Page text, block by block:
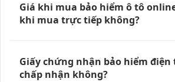
Giá khi mua bảo hiểm ô tô
khi mua trực tiếp không?
Giấy chứng nhận bảo hiểm điện
chấp nhận không?